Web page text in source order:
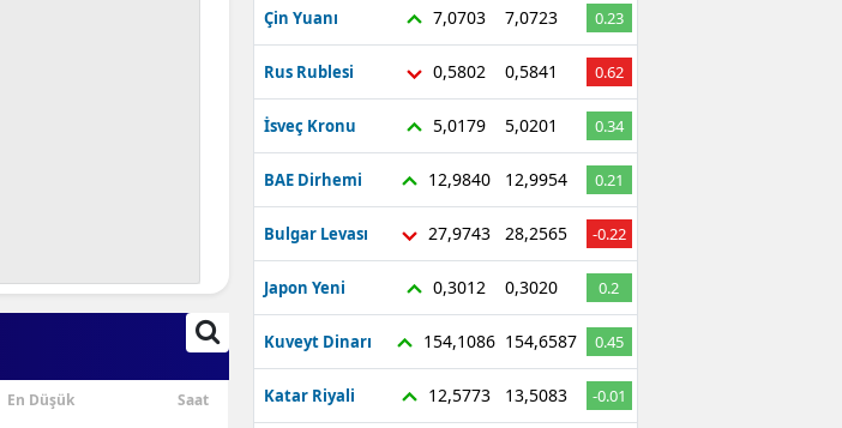
En Düşük Saat
Çin Yuanı 7,0703 7,0723 0.23
Rus Rublesi 0,5802 0,5841 0.62
İsveç Kronu 5,0179 5,0201 0.34
BAE Dirhemi 12,9840 12,9954 0.21
Bulgar Levası 27,9743 28,2565 -0.22
Japon Yeni 0,3012 0,3020 0.2
Kuveyt Dinarı 154,1086 154,6587 0.45
Katar Riyali 12,5773 13,5083 -0.01